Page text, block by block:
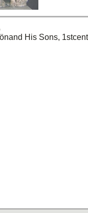
His Sons,